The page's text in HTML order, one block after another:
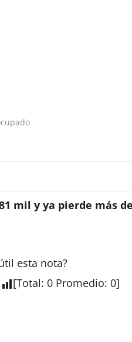
mil y ya pierde más
esta nota?
[Total: 0 Promedio: 0]